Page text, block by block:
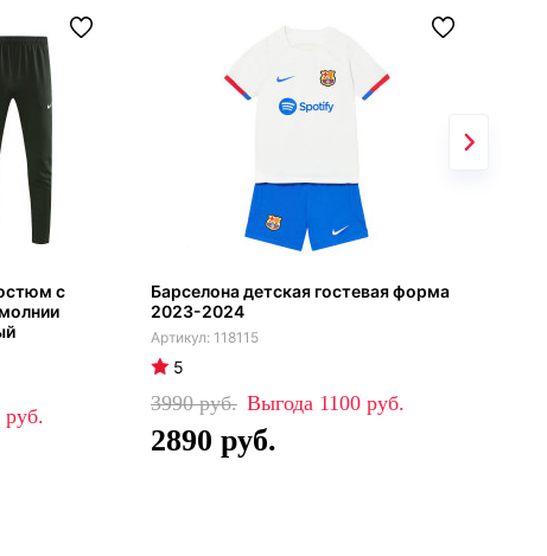
с
Барселона детская гостевая форма
2023-2024
118115
5
3990 1100
2890